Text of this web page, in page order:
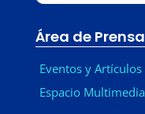
Área de Prensa
Eventos y Artículos
Espacio Multimedia